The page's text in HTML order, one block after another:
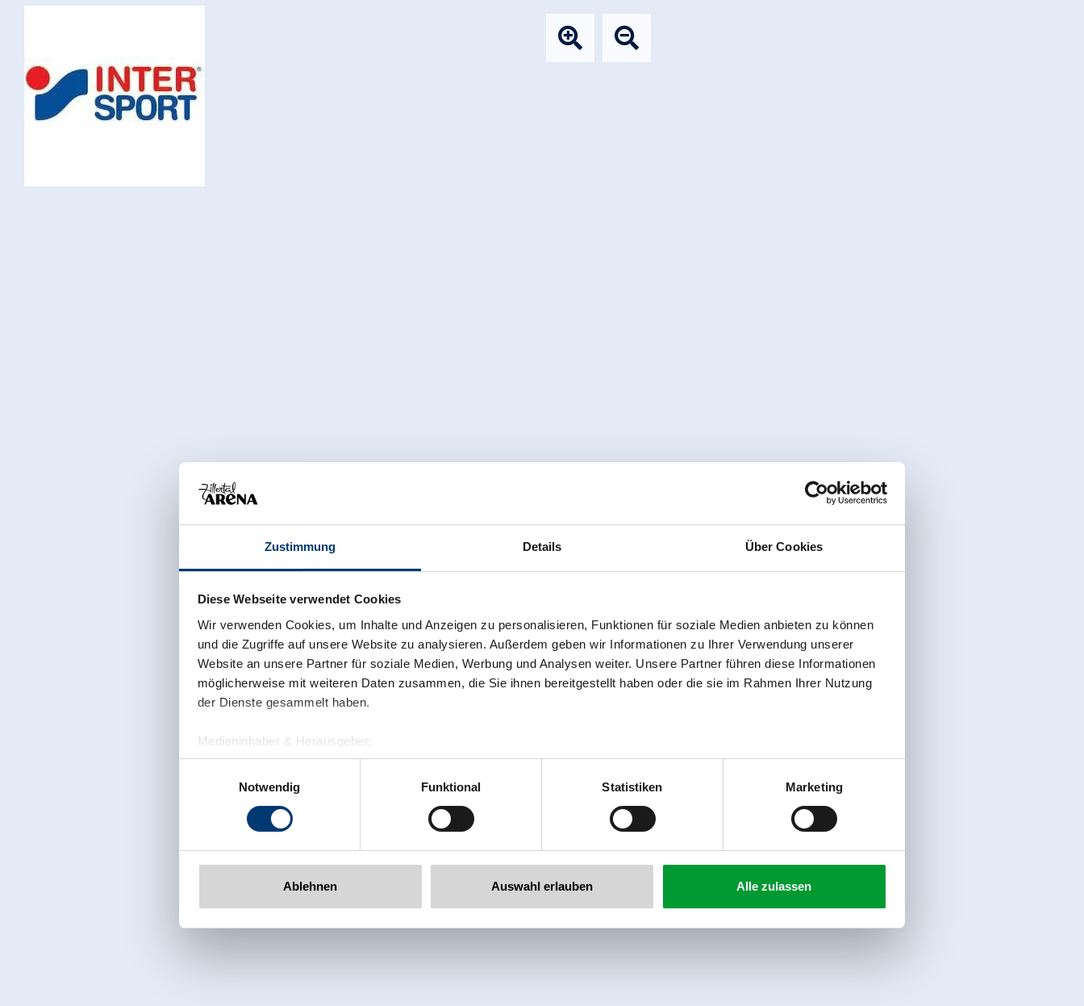
Zustimmung Details Über Cookies
Diese Webseite verwendet Cookies
Wir verwenden Cookies, um Inhalte und Anzeigen zu personalisieren, Funktionen für soziale Medien anbieten zu können
und die Zugriffe auf unsere Website zu analysieren. Außerdem geben wir Informationen zu Ihrer Verwendung unserer
Website an unsere Partner für soziale Medien, Werbung und Analysen weiter. Unsere Partner führen diese Informationen
möglicherweise mit weiteren Daten zusammen, die Sie ihnen bereitgestellt haben oder die sie im Rahmen Ihrer Nutzung
der Dienste gesammelt haben.
Medieninhaber & Herausgeber:
Zeller Bergbahnen Zillertal GmbH & Co KG
Rohr 23// A-6280 Zell am Ziller
www.zillertalarena.com
Notwendig
Funktional Statistiken Marketing
Ablehnen Auswahl erlauben Alle zulassen